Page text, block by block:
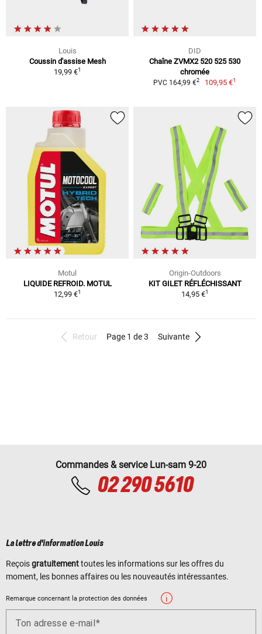
Louis
Coussin d'assise Mesh
19,99 €1
DID
Chaîne ZVMX2 520 525 530
chromée
PVC 164,99 €2 109,95 €1
Motul
LIQUIDE REFROID. MOTUL
12,99 €1
Origin-Outdoors
KIT GILET RÉFLÉCHISSANT
14,95 €1
Retour Page 1 de 3 Suivante
Commandes & service Lun-sam 9-20
02 290 5610
La lettre d'information Louis
Reçoisgratuitementtoutes les informations sur les offres du
moment, les bonnes affaires ou les nouveautés intéressantes.
Remarque concernant la protection des données
Ton adresse e-mail